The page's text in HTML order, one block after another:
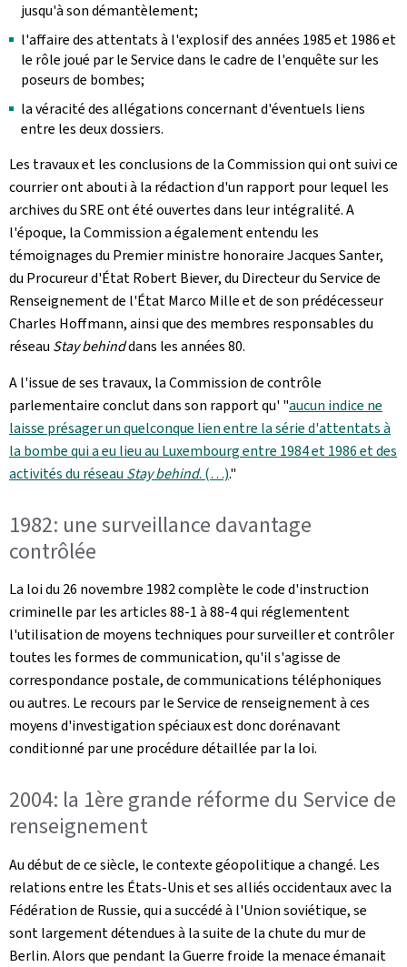
jusqu'à son démantèlement;
l'affaire des attentats à l'explosif des années 1985 et 1986 et
le rôle joué par le Service dans le cadre de l'enquête sur les
poseurs de bombes;
la véracité des allégations concernant d'éventuels liens
entre les deux dossiers.
Les travaux et les conclusions de la Commission qui ont suivi ce
courrier ont abouti à la rédaction d'un rapport pour lequel les
archives du SRE ont été ouvertes dans leur intégralité. A
l'époque, la Commission a également entendu les
témoignages du Premier ministre honoraire Jacques Santer,
du Procureur d'État Robert Biever, du Directeur du Service de
Renseignement de l'État Marco Mille et de son prédécesseur
Charles Hoffmann, ainsi que des membres responsables du
réseau Stay behinddans les années 80.
A l'issue de ses travaux, la Commission de contrôle
parlementaire conclut dans son rapport qu' "aucun indice ne
laisse présager un quelconque lien entre la série d'attentats à
la bombe qui a eu lieu au Luxembourg entre 1984 et 1986 et des
activités du réseau Stay behind. (…)."
1982: une surveillance davantage
contrôlée
La loi du 26 novembre 1982 complète le code d'instruction
criminelle par les articles 88-1 à 88-4 qui réglementent
l'utilisation de moyens techniques pour surveiller et contrôler
toutes les formes de communication, qu'il s'agisse de
correspondance postale, de communications téléphoniques
ou autres. Le recours par le Service de renseignement à ces
moyens d'investigation spéciaux est donc dorénavant
conditionné par une procédure détaillée par la loi.
2004: la 1ère grande réforme du Service de
renseignement
Au début de ce siècle, le contexte géopolitique a changé. Les
relations entre les États-Unis et ses alliés occidentaux avec la
Fédération de Russie, qui a succédé à l'Union soviétique, se
sont largement détendues à la suite de la chute du mur de
Berlin. Alors que pendant la Guerre froide la menace émanait